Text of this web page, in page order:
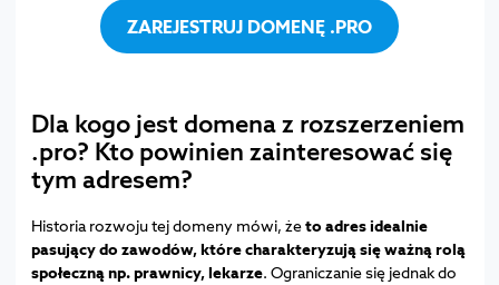
ZAREJESTRUJ DOMENĘ .PRO
Dla kogo jest domena z rozszerzeniem
.pro? Kto powinien zainteresować się
tym adresem?
Historia rozwoju tej domeny mówi, żeto adres idealnie
pasujący do zawodów, które charakteryzują się ważną rolą
społeczną np. prawnicy, lekarze. Ograniczanie się jednak do